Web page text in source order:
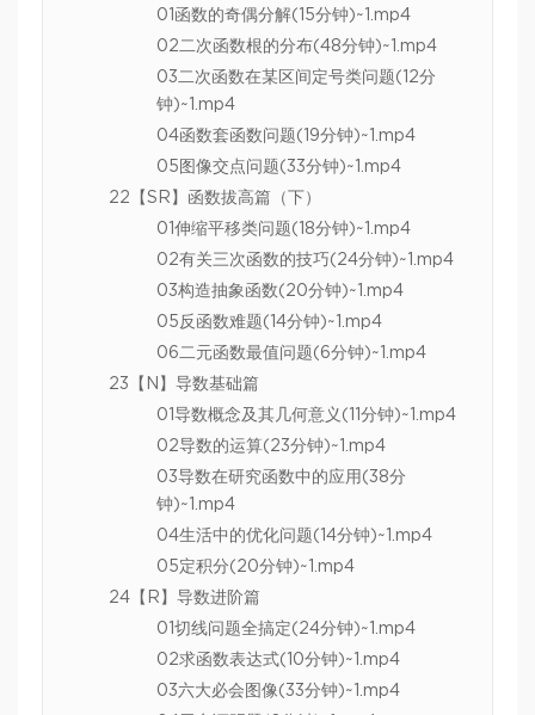
01函数的奇偶分解(15分钟)~1.mp4
02二次函数根的分布(48分钟)~1.mp4
03二次函数在某区间定号类问题(12分
钟)~1.mp4
04函数套函数问题(19分钟)~1.mp4
05图像交点问题(33分钟)~1.mp4
22【SR】函数拔高篇（下）
01伸缩平移类问题(18分钟)~1.mp4
02有关三次函数的技巧(24分钟)~1.mp4
03构造抽象函数(20分钟)~1.mp4
05反函数难题(14分钟)~1.mp4
06二元函数最值问题(6分钟)~1.mp4
23【N】导数基础篇
01导数概念及其几何意义(11分钟)~1.mp4
02导数的运算(23分钟)~1.mp4
03导数在研究函数中的应用(38分
钟)~1.mp4
04生活中的优化问题(14分钟)~1.mp4
05定积分(20分钟)~1.mp4
24【R】导数进阶篇
01切线问题全搞定(24分钟)~1.mp4
02求函数表达式(10分钟)~1.mp4
03六大必会图像(33分钟)~1.mp4